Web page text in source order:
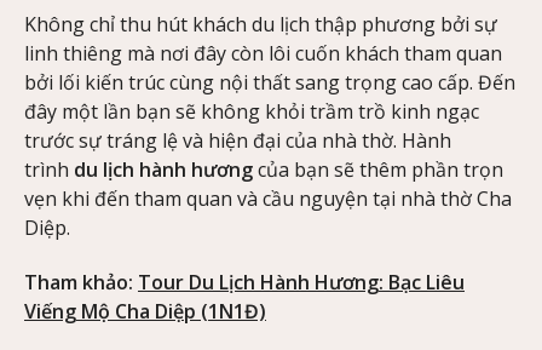
Không chỉ thu hút khách du lịch thập phương bởi sự
linh thiêng mà nơi đây còn lôi cuốn khách tham quan
bởi lối kiến trúc cùng nội thất sang trọng cao cấp. Đến
đây một lần bạn sẽ không khỏi trầm trồ kinh ngạc
trước sự tráng lệ và hiện đại của nhà thờ. Hành
trình du lịch hành hươngcủa bạn sẽ thêm phần trọn
vẹn khi đến tham quan và cầu nguyện tại nhà thờ Cha
Diệp.
Tham khảo: Tour Du Lịch Hành Hương: Bạc Liêu
Viếng Mộ Cha Diệp (1N1Đ)